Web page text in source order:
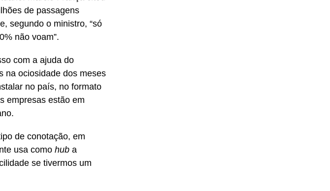
de passagens
segundo o ministro, “só
não voam”.
com a ajuda do
na ociosidade dos meses
no país, no formato
empresas estão em
de conotação, em
usa como hub a
se tivermos um